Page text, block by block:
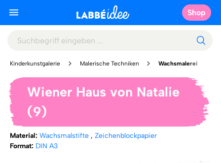
Shop
Kinderkunstgalerie Malerische Techniken Wachsmalerei
Wiener Haus von Natalie
(9)
Material: Wachsmalstifte , Zeichenblockpapier
Format: DIN A3